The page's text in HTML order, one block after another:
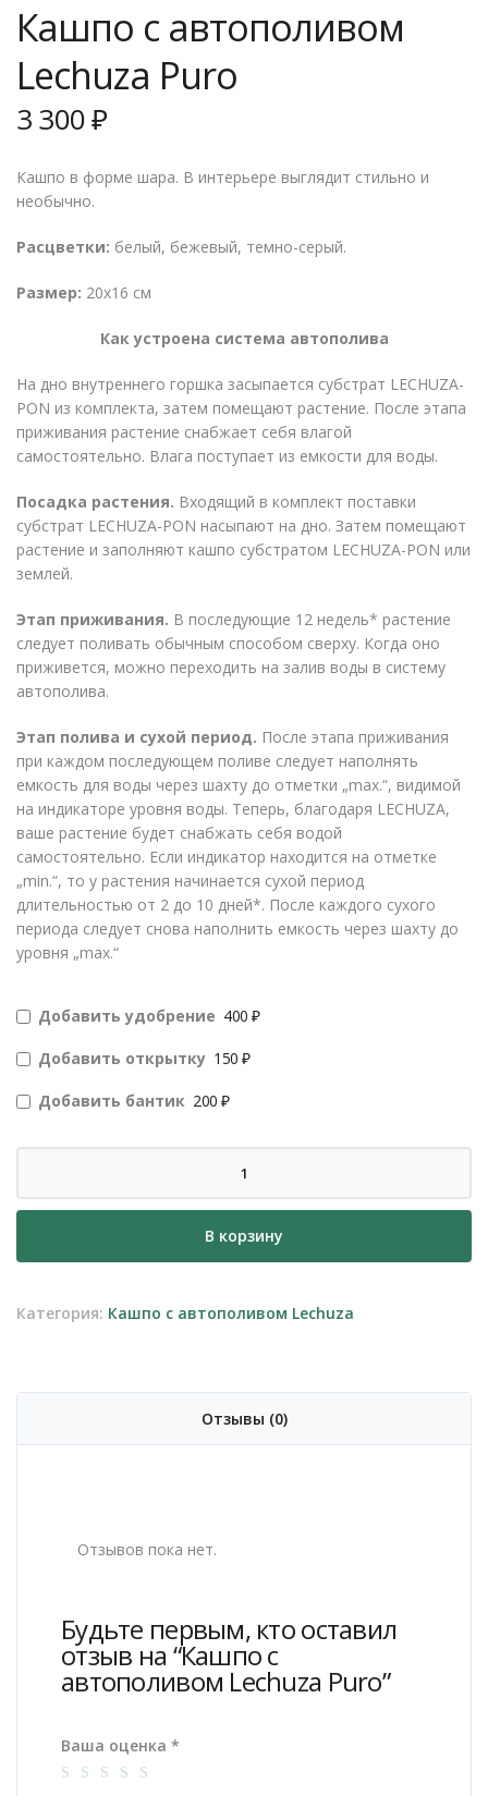
Кашпо с автополивом
Lechuza Puro
3 300₽
Кашпо в форме шара. В интерьере выглядит стильно и
необычно.
Расцветки: белый, бежевый, темно-серый.
Размер: 20х16 см
Как устроена система автополива
На дно внутреннего горшка засыпается субстрат LECHUZA-
PON из комплекта, затем помещают растение. После этапа
приживания растение снабжает себя влагой
самостоятельно. Влага поступает из емкости для воды.
Посадка растения. Входящий в комплект поставки
субстрат LECHUZA-PON насыпают на дно. Затем помещают
растение и заполняют кашпо субстратом LECHUZA-PON или
землей.
Этап приживания. В последующие 12 недель* растение
следует поливать обычным способом сверху. Когда оно
приживется, можно переходить на залив воды в систему
автополива.
Этап полива и сухой период. После этапа приживания
при каждом последующем поливе следует наполнять
емкость для воды через шахту до отметки „max.“, видимой
на индикаторе уровня воды. Теперь, благодаря LECHUZA,
ваше растение будет снабжать себя водой
самостоятельно. Если индикатор находится на отметке
„min.“, то у растения начинается сухой период
длительностью от 2 до 10 дней*. После каждого сухого
периода следует снова наполнить емкость через шахту до
уровня „max.“
Добавить удобрение 400 ₽
Добавить открытку 150 ₽
Добавить бантик 200 ₽
Кашпо
автополивом
Puro
В корзину
Категория: Кашпо с автополивом Lechuza
Отзывы (0)
Отзывов пока нет.
Будьте первым, кто оставил
отзыв на “Кашпо с
автополивом Lechuza Puro”
Ваша оценка *